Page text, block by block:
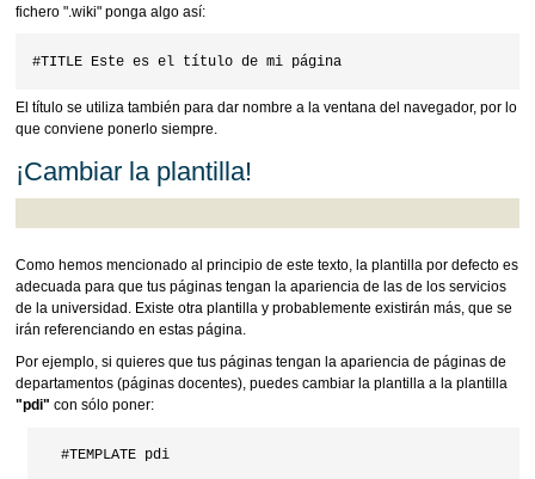
fichero ".wiki" ponga algo así:
El título se utiliza también para dar nombre a la ventana del navegador, por lo
que conviene ponerlo siempre.
¡Cambiar la plantilla!
Como hemos mencionado al principio de este texto, la plantilla por defecto es
adecuada para que tus páginas tengan la apariencia de las de los servicios
de la universidad. Existe otra plantilla y probablemente existirán más, que se
irán referenciando en estas página.
Por ejemplo, si quieres que tus páginas tengan la apariencia de páginas de
departamentos (páginas docentes), puedes cambiar la plantilla a la plantilla
"pdi" con sólo poner: